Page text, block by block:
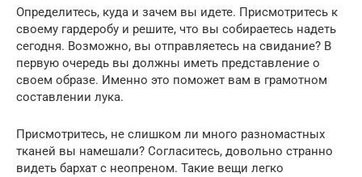
Определитесь, куда и зачем вы идете. Присмотритесь к
своему гардеробу и решите, что вы собираетесь надеть
сегодня. Возможно, вы отправляетесь на свидание? В
первую очередь вы должны иметь представление о
своем образе. Именно это поможет вам в грамотном
составлении лука.
Присмотритесь, не слишком ли много разномастных
тканей вы намешали? Согласитесь, довольно странно
видеть бархат с неопреном. Такие вещи легко